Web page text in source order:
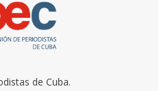
de Cuba.